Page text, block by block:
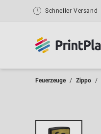
Schneller Versand
Feuerzeuge Zippo